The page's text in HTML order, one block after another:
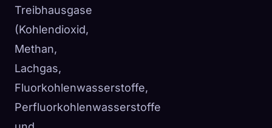
Treibhausgase
(Kohlendioxid,
Methan,
Lachgas,
Fluorkohlenwasserstoffe,
Perfluorkohlenwasserstoffe